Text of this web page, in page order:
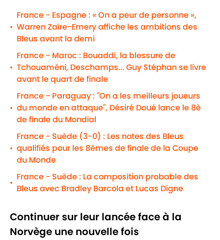
•
France - Espagne : « On a peur de personne »,
Warren Zaïre-Emery affiche les ambitions des
Bleus avant la demi
•
France - Maroc : Bouaddi, la blessure de
Tchouaméni, Deschamps... Guy Stéphan se livre
avant le quart de finale
•
France - Paraguay : "On a les meilleurs joueurs
du monde en attaque", Désiré Doué lance le 8è
de finale du Mondial
•
France - Suède (3-0) : Les notes des Bleus
qualifiés pour les 8èmes de finale de la Coupe
du Monde
•
France - Suède : La composition probable des
Bleus avec Bradley Barcola et Lucas Digne
Continuer sur leur lancée face à la
Norvège une nouvelle fois